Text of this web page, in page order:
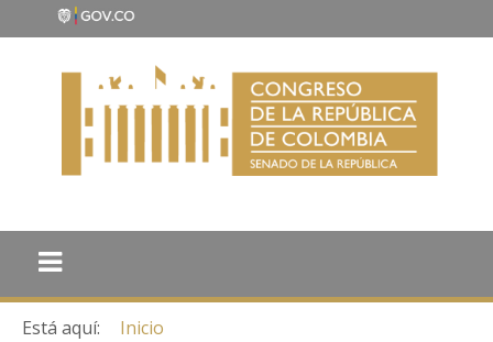
Está aquí: Inicio